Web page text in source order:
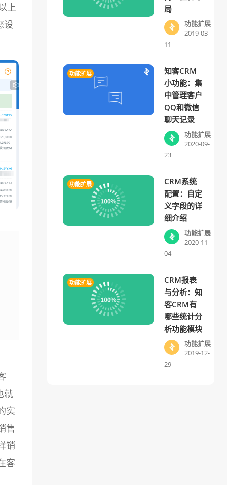
上
设
就
实
售
销
客
局
功能扩展
2019-03-
11
功能扩展
知客CRM
小功能：集
中管理客户
QQ和微信
聊天记录
功能扩展
2020-09-
23
功能扩展
CRM系统
配置：自定
义字段的详
细介绍
功能扩展
2020-11-
04
功能扩展
CRM报表
与分析：知
客CRM有
哪些统计分
析功能模块
功能扩展
2019-12-
29